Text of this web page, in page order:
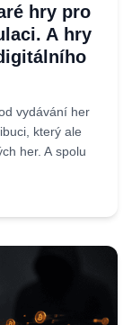
hry pro
A hry
vydávání her
který ale
her. A spolu